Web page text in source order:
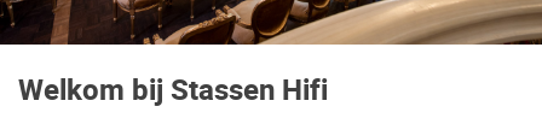
Welkom bij Stassen Hifi